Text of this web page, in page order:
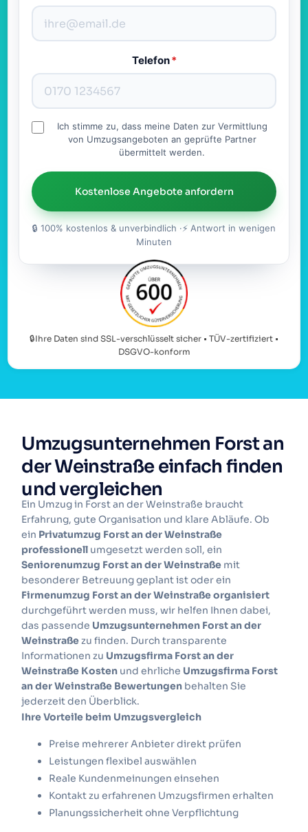
Telefon*
Ich stimme zu, dass meine Daten zur Vermittlung
von Umzugsangeboten an geprüfte Partner
übermittelt werden.
Kostenlose Angebote anfordern
🔒 100% kostenlos & unverbindlich ·⚡ Antwort in wenigen
Minuten
🔒Ihre Daten sind SSL-verschlüsselt sicher • TÜV-zertifiziert •
DSGVO-konform
Umzugsunternehmen Forst an
der Weinstraße einfach finden
und vergleichen
Ein Umzug in Forst an der Weinstraße braucht
Erfahrung, gute Organisation und klare Abläufe. Ob
ein Privatumzug Forst an der Weinstraße
professionell umgesetzt werden soll, ein
Seniorenumzug Forst an der Weinstraße mit
besonderer Betreuung geplant ist oder ein
Firmenumzug Forst an der Weinstraße organisiert
durchgeführt werden muss, wir helfen Ihnen dabei,
das passende Umzugsunternehmen Forst an der
Weinstraßezu finden. Durch transparente
Informationen zu Umzugsfirma Forst an der
Weinstraße Kosten und ehrliche Umzugsfirma Forst
an der Weinstraße Bewertungen behalten Sie
jederzeit den Überblick.
Ihre Vorteile beim Umzugsvergleich
Preise mehrerer Anbieter direkt prüfen
Leistungen flexibel auswählen
Reale Kundenmeinungen einsehen
Kontakt zu erfahrenen Umzugsfirmen erhalten
Planungssicherheit ohne Verpflichtung